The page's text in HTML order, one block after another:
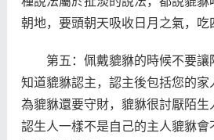
朝地，要頭朝天吸收日月之氣，吃
第五：佩戴貔貅的時候不要
知道貔貅認主，認主後包括您的家
為貔貅還要守財，貔貅很討厭陌生
認生人一樣不是自己的主人貔貅會